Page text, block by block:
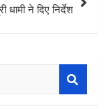
धामी ने दिए निर्देश